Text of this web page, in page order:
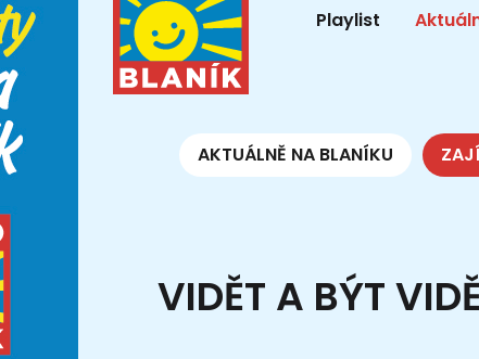
Playlist
AKTUÁLNĚ NA BLANÍKU
VIDĚT A BÝT